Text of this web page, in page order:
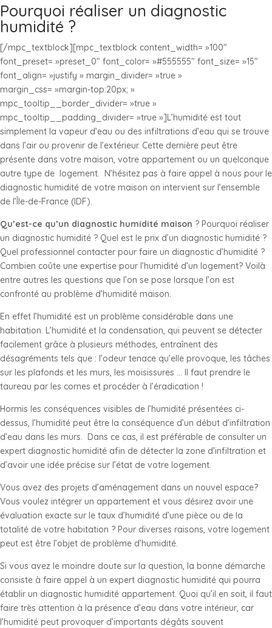
Pourquoi réaliser un diagnostic
humidité ?
[/mpc_textblock][mpc_textblock content_width= »100″
font_preset= »preset_0″ font_color= »#555555″ font_size= »15″
font_align= »justify » margin_divider= »true »
margin_css= »margin-top:20px; »
mpc_tooltip__border_divider= »true »
mpc_tooltip__padding_divider= »true »]L’humidité est tout
simplement la vapeur d’eau ou des infiltrations d’eau qui se trouve
dans l’air ou provenir de l’extérieur. Cette dernière peut être
présente dans votre maison, votre appartement ou un quelconque
autre type de logement. N’hésitez pas à faire appel à nous pour le
diagnostic humidité de votre maison on intervient sur l’ensemble
de l’Île-de-France (IDF).
Qu’est-ce qu’un diagnostic humidité maison ? Pourquoi réaliser
un diagnostic humidité ? Quel est le prix d’un diagnostic humidité ?
Quel professionnel contacter pour faire un diagnostic d’humidité ?
Combien coûte une expertise pour l’humidité d’un logement? Voilà
entre autres les questions que l’on se pose lorsque l’on est
confronté au problème d’humidité maison.
En effet l’humidité est un problème considérable dans une
habitation. L’humidité et la condensation, qui peuvent se détecter
facilement grâce à plusieurs méthodes, entraînent des
désagréments tels que : l’odeur tenace qu’elle provoque, les tâches
sur les plafonds et les murs, les moisissures … Il faut prendre le
taureau par les cornes et procéder à l’éradication !
Hormis les conséquences visibles de l’humidité présentées ci-
dessus, l’humidité peut être la conséquence d’un début d’infiltration
d’eau dans les murs. Dans ce cas, il est préférable de consulter un
expert diagnostic humidité afin de détecter la zone d’infiltration et
d’avoir une idée précise sur l’état de votre logement.
Vous avez des projets d’aménagement dans un nouvel espace?
Vous voulez intégrer un appartement et vous désirez avoir une
évaluation exacte sur le taux d’humidité d’une pièce ou de la
totalité de votre habitation ? Pour diverses raisons, votre logement
peut est être l’objet de problème d’humidité.
Si vous avez le moindre doute sur la question, la bonne démarche
consiste à faire appel à un expert diagnostic humidité qui pourra
établir un diagnostic humidité appartement. Quoi qu’il en soit, il faut
faire très attention à la présence d’eau dans votre intérieur, car
l’humidité peut provoquer d’importants dégâts souvent